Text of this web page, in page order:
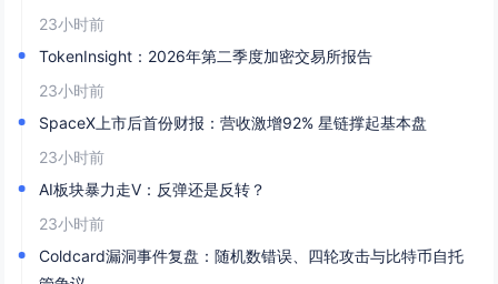
23小时前
TokenInsight：2026年第二季度加密交易所报告
23小时前
SpaceX上市后首份财报：营收激增92% 星链撑起基本盘
23小时前
AI板块暴力走V：反弹还是反转？
23小时前
Coldcard漏洞事件复盘：随机数错误、四轮攻击与比特币自托